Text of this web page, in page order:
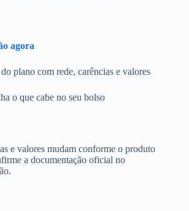
agora
plano com rede, carências e valores
o que cabe no seu bolso
e valores mudam conforme o produto
a documentação oficial no